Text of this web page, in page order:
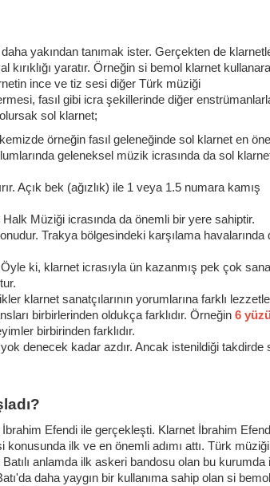
yakından tanımak ister. Gerçekten de
kırıklığı yaratır. Örneğin si bemol klarnet
ince ve tiz sesi diğer Türk müziği
fasıl gibi icra şekillerinde diğer
sol klarnet;
örneğin fasıl geleneğinde sol klarnet en
geleneksel müzik icrasında da sol
Açık bek (ağızlık) ile 1 veya 1.5 numara kamış
Müziği icrasında da önemli bir yere sahiptir.
Trakya bölgesindeki karşılama havalarında
ki, klarnet icrasıyla ün kazanmış pek çok
klarnet sanatçılarının yorumlarına farklı
birbirlerinden oldukça farklıdır. Örneğin 6
birbirinden farklıdır.
denecek kadar azdır. Ancak istenildiği takdirde
Efendi ile gerçekleşti. Klarnet İbrahim
ilk ve en önemli adımı attı. Türk
anlamda ilk askeri bandosu olan bu kurumda
daha yaygın bir kullanıma sahip olan si bemol